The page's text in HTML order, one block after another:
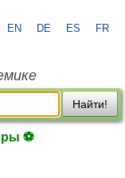
EN DE ES FR
Найти!
⚽